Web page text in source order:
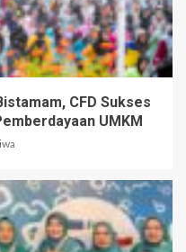
CFD Sukses
UMKM